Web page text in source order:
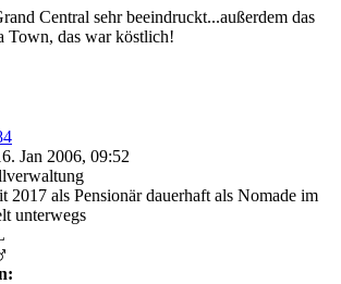
Central sehr beeindruckt...außerdem das
Town, das war köstlich!
Jan 2006, 09:52
2017 als Pensionär dauerhaft als Nomade im
unterwegs